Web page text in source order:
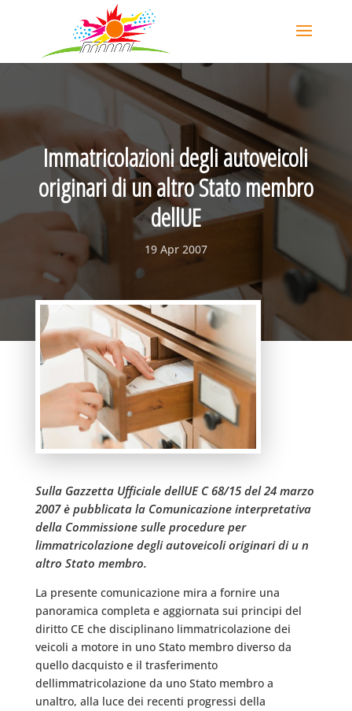
Immatricolazioni degli autoveicoli
originari di un altro Stato membro
dellUE
19 Apr 2007
Sulla Gazzetta Ufficiale dellUE C 68/15 del 24 marzo
2007 è pubblicata la Comunicazione interpretativa
della Commissione sulle procedure per
limmatricolazione degli autoveicoli originari di u n
altro Stato membro.
La presente comunicazione mira a fornire una
panoramica completa e aggiornata sui principi del
diritto CE che disciplinano limmatricolazione dei
veicoli a motore in uno Stato membro diverso da
quello dacquisto e il trasferimento
dellimmatricolazione da uno Stato membro a
unaltro, alla luce dei recenti progressi della